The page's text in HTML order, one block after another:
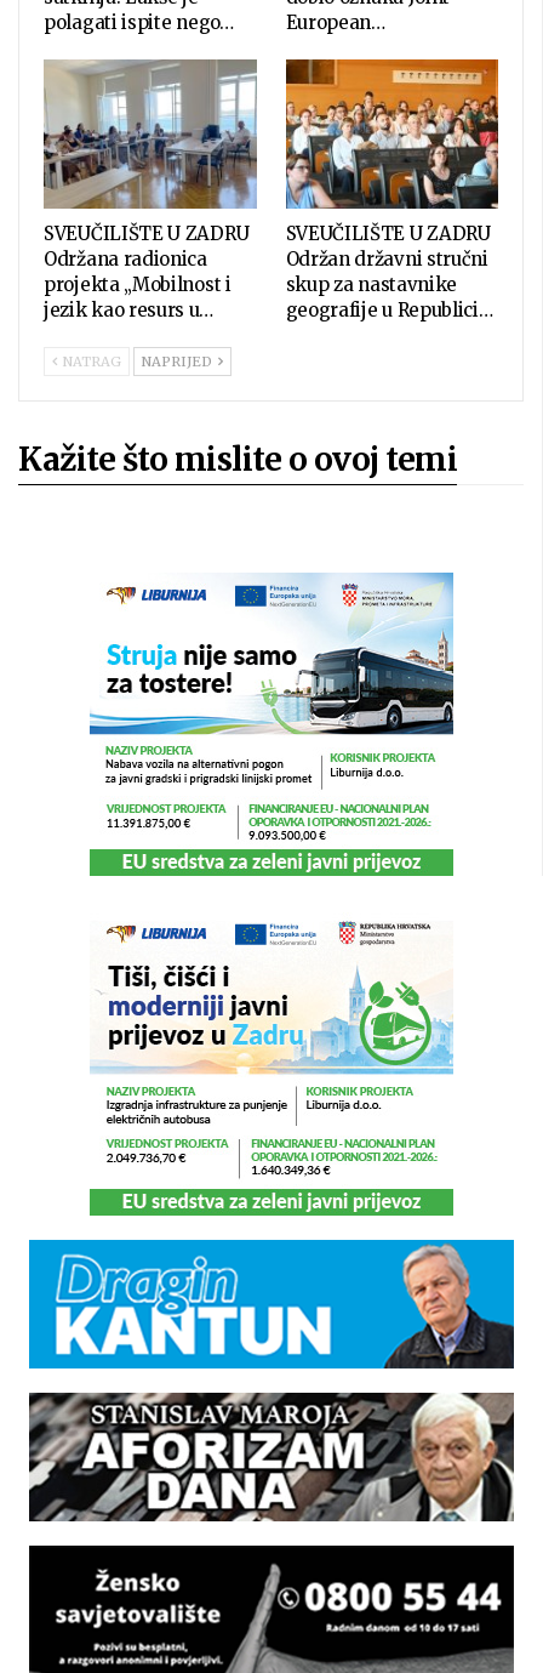
polagati ispite nego…
European…
SVEUČILIŠTE U ZADRU
Održana radionica
projekta „Mobilnost i
jezik kao resurs u…
SVEUČILIŠTE U ZADRU
Održan državni stručni
skup za nastavnike
geografije u Republici…
NATRAG NAPRIJED
Kažite što mislite o ovoj temi